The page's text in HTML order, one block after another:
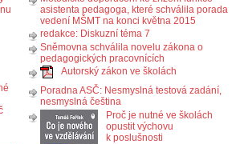
asistenta pedagoga, které schválila porada
vedení MŠMT na konci května 2015
redakce: Diskuzní téma 7
Sněmovna schválila novelu zákona o
pedagogických pracovnících
Autorský zákon ve školách
Poradna ASČ: Nesmyslná testová zadání,
nesmyslná čeština
Proč je nutné ve školách
opustit výchovu
k poslušnosti